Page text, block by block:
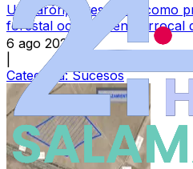
Un varón, investigado como
forestal ocurrido en Berrocal
6 ago 2026
Categoría:Sucesos